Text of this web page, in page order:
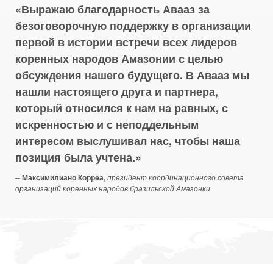
Выражаю благодарность Авааз за
безоговорочную поддержку в организации
первой в истории встречи всех лидеров
коренных народов Амазонии с целью
обсуждения нашего будущего. В Авааз мы
нашли настоящего друга и партнера,
который относился к нам на равных, с
искренностью и с неподдельным
интересом выслушивал нас, чтобы наша
позиция была учтена.
-- Максимилиано Корреа,президент координационного совета
организаций коренных народов бразильской Амазонки